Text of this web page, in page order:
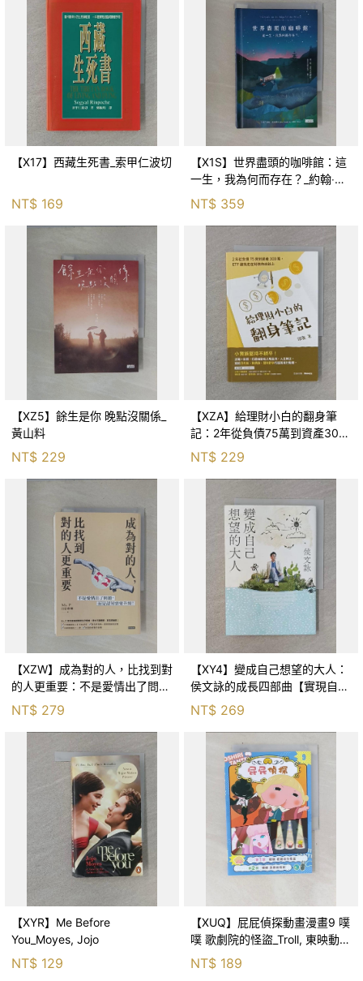
【X17】西藏生死書_索甲仁波切
NT$ 169
【X1S】世界盡頭的咖啡館：這
一生，我為何而存在？_約翰‧史
崔勒基, Elsa
NT$ 359
【XZ5】餘生是你 晚點沒關係_
黃山料
NT$ 229
【XZA】給理財小白的翻身筆
記：2年從負債75萬到資產300
萬，ETF讓我走在財務自由路上_
鐵蛋
NT$ 229
【XZW】成為對的人，比找到對
的人更重要：不是愛情出了問
題，而是認知需要升級！_Mr. P
NT$ 279
【XY4】變成自己想望的大人：
侯文詠的成長四部曲【實現自
己】_侯文詠
NT$ 269
【XYR】Me Before
You_Moyes, Jojo
NT$ 129
【XUQ】屁屁偵探動畫漫畫9 噗
噗 歌劇院的怪盜_Troll, 東映動畫
株式會社, 張東君
NT$ 189